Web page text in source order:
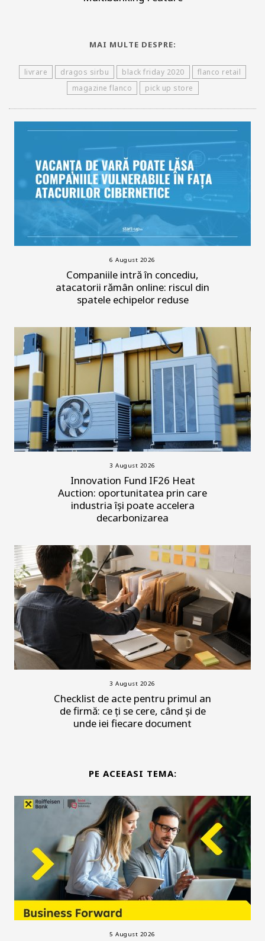
MAI MULTE DESPRE:
livrare dragos sirbu black friday 2020
flanco retail
magazine flanco
pick up store
6 August 2026
Companiile intră în concediu,
atacatorii rămân online: riscul din
spatele echipelor reduse
3 August 2026
Innovation Fund IF26 Heat
Auction: oportunitatea prin care
industria își poate accelera
decarbonizarea
3 August 2026
Checklist de acte pentru primul an
de firmă: ce ți se cere, când și de
unde iei fiecare document
PE ACEEASI TEMA:
5 August 2026